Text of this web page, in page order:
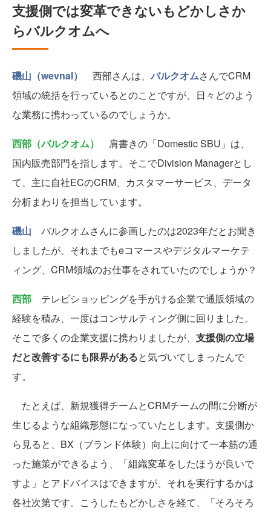
支援側では変革できないもどかしさか
らバルクオムへ
磯山（wevnal） 西部さんは、バルクオムさんでCRM
領域の統括を行っているとのことですが、日々どのよう
な業務に携わっているのでしょうか。
西部（バルクオム）
肩書きの「Domestic SBU」は、
国内販売部門を指します。そこでDivision Managerとし
て、主に自社ECのCRM、カスタマーサービス、データ
分析まわりを担当しています。
磯山 バルクオムさんに参画したのは2023年だとお聞き
しましたが、それまでもeコマースやデジタルマーケテ
ィング、CRM領域のお仕事をされていたのでしょうか？
西部 テレビショッピングを手がける企業で通販領域の
経験を積み、一度はコンサルティング側に回りました。
そこで多くの企業支援に携わりましたが、 支援側の立場
だと改善するにも限界があると気づいてしまったんで
す。
たとえば、新規獲得チームとCRMチームの間に分断が
生じるような組織形態になっていたとします。支援側か
ら見ると、BX（ブランド体験）向上に向けて一本筋の通
った施策ができるよう、「組織変革をしたほうが良いで
すよ」とアドバイスはできますが、それを実行するかは
各社次第です。こうしたもどかしさを経て、「そろそろ